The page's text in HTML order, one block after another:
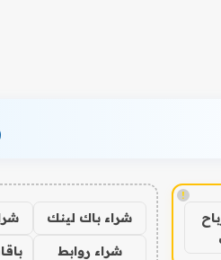
!
شراء باك لينك
شراء روابط